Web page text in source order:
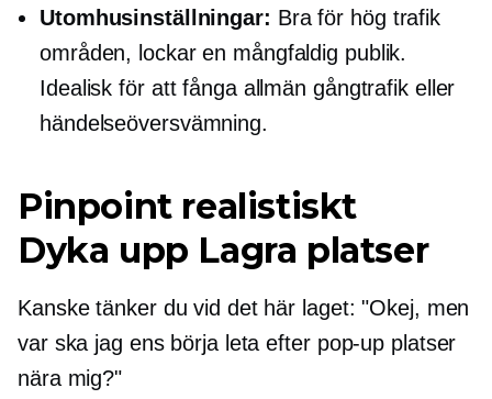
Utomhusinställningar: Bra för hög trafik
områden, lockar en mångfaldig publik.
Idealisk för att fånga allmän gångtrafik eller
händelseöversvämning.
Pinpoint realistiskt
Dyka upp Lagra platser
Kanske tänker du vid det här laget: "Okej, men
var ska jag ens börja leta efter pop-up platser
nära mig?"